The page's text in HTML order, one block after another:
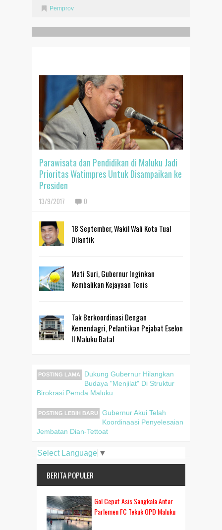
Pemprov
Parawisata dan Pendidikan di Maluku Jadi
Prioritas Watimpres Untuk Disampaikan ke
Presiden
13/9/2017 0
18 September, Wakil Wali Kota Tual
Dilantik
Mati Suri, Gubernur Inginkan
Kembalikan Kejayaan Tenis
Tak Berkoordinasi Dengan
Kemendagri, Pelantikan Pejabat Eselon
II Maluku Batal
POSTING LAMA
Dukung Gubernur Hilangkan
Budaya "Menjilat" Di Struktur
Birokrasi Pemda Maluku
POSTING LEBIH BARU
Gubernur Akui Telah
Koordinaasi Penyelesaian
Jembatan Dian-Tettoat
Select Language ▼
BERITA POPULER
Gol Cepat Asis Sangkala Antar
Parlemen FC Tekuk OPD Maluku